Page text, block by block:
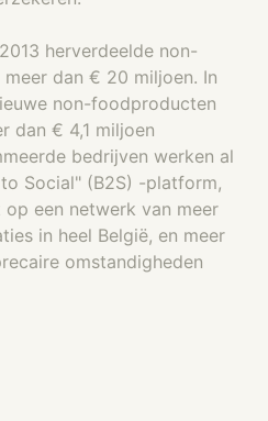
herverdeelde non-
dan € 20 miljoen. In
non-foodproducten
dan € 4,1 miljoen
bedrijven werken al
Social" (B2S) -platform,
een netwerk van meer
in heel België, en meer
omstandigheden